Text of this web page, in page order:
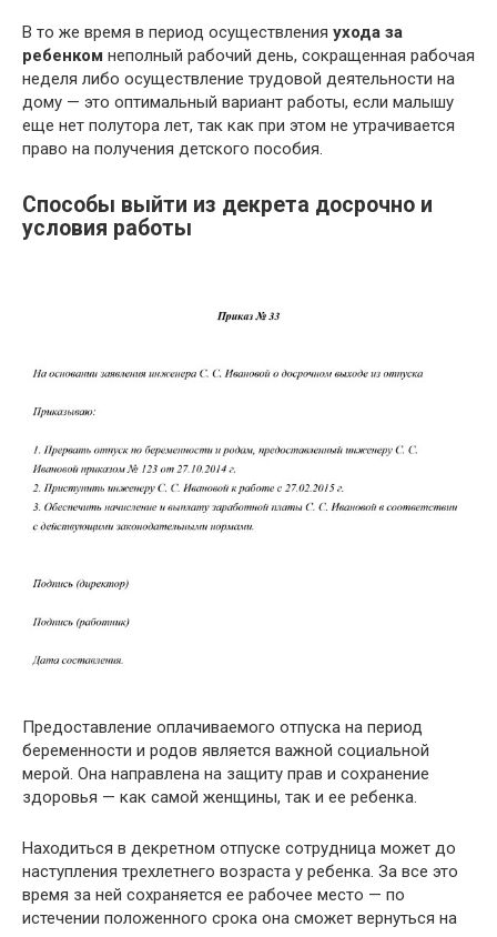
В то же время в период осуществления ухода за
ребенком неполный рабочий день, сокращенная рабочая
неделя либо осуществление трудовой деятельности на
дому — это оптимальный вариант работы, если малышу
еще нет полутора лет, так как при этом не утрачивается
право на получения детского пособия.
Способы выйти из декрета досрочно и
условия работы
Предоставление оплачиваемого отпуска на период
беременности и родов является важной социальной
мерой. Она направлена на защиту прав и сохранение
здоровья — как самой женщины, так и ее ребенка.
Находиться в декретном отпуске сотрудница может до
наступления трехлетнего возраста у ребенка. За все это
время за ней сохраняется ее рабочее место — по
истечении положенного срока она сможет вернуться на